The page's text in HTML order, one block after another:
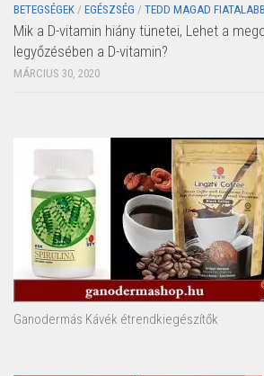
BETEGSÉGEK / EGÉSZSÉG / TEDD MAGAD
Mik a D-vitamin hiány tünetei, Lehet a
legyőzésében a D-vitamin?
MÁRCIUS 30, 2020
Ganodermás Kávék étrendkiegészítők